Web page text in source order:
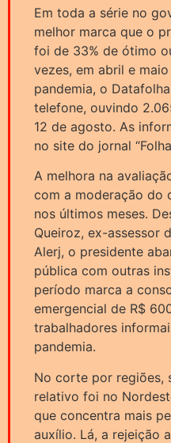
Em toda a série no
melhor marca que o
foi de 33% de ótimo
vezes, em abril e
pandemia, o
telefone, ouvindo
12 de agosto. As
no site do jornal
A melhora na
com a moderação do
nos últimos meses.
Queiroz, ex-assessor
Alerj, o presidente
pública com outras
período marca a
emergencial de R$
trabalhadores
pandemia.
No corte por regiões,
relativo foi no
que concentra mais
auxílio. Lá, a rejeição